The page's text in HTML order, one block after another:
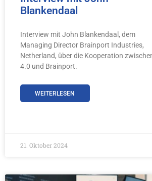
Blankendaal
Interview mit John Blankendaal, dem
Managing Director Brainport Industries,
Netherland, über die Kooperation
4.0 und Brainport.
WEITERLESEN
21. Oktober 2024